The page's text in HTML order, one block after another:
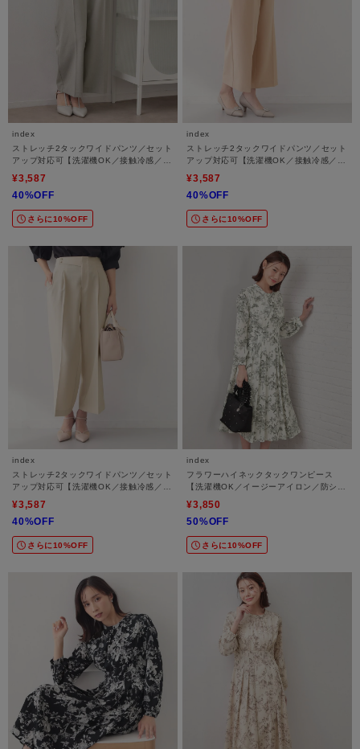
index
ストレッチ2タックワイドパンツ／セット
アップ対応可【洗濯機OK／接触冷感／吸
¥3,587
40%OFF
さらに10%OFF
index
ストレッチ2タックワイドパンツ／セット
アップ対応可【洗濯機OK／接触冷感／吸
¥3,587
40%OFF
さらに10%OFF
index
ストレッチ2タックワイドパンツ／セット
アップ対応可【洗濯機OK／接触冷感／吸
¥3,587
40%OFF
さらに10%OFF
index
フラワーハイネックタックワンピース
【洗濯機OK／イージーアイロン／防シ
¥3,850
50%OFF
さらに10%OFF